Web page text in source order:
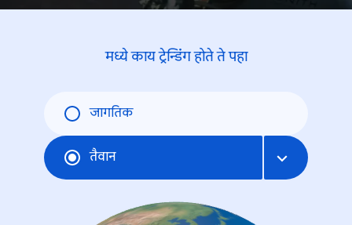
मध्ये काय ट्रेन्डिंंग होते ते पहा
जागतिक
तैवान